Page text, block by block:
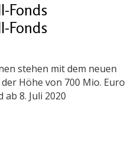
Fonds
Fonds
stehen mit dem neuen
Höhe von 700 Mio. Euro
8. Juli 2020